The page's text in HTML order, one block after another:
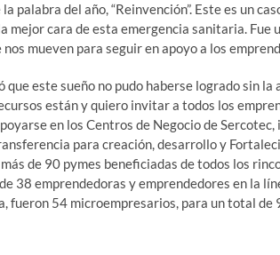
palabra del año, “Reinvención”. Este es un
mejor cara de esta emergencia sanitaria.
mueven para seguir en apoyo a los
que este sueño no pudo haberse logrado sin
están y quiero invitar a todos los
en los Centros de Negocio de
para creación, desarrollo y
de 90 pymes beneficiadas de todos los
38 emprendedoras y emprendedores en la
fueron 54 microempresarios, para un total de